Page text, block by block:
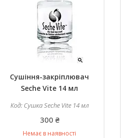
Сушіння-закріплювач
Seche Vite 14 мл
Сушка Seche Vite 14 мл
300 ₴
Немає в наявності